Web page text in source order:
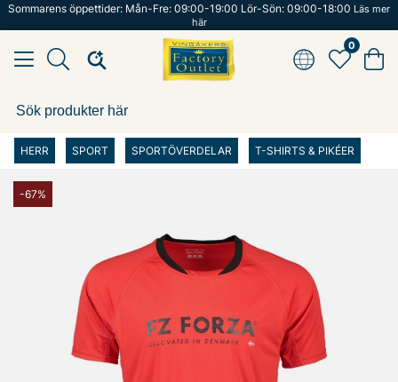
Sommarens öppettider: Mån-Fre: 09:00-19:00 Lör-Sön: 09:00-18:00 Läs mer
här
0
HERR SPORT SPORTÖVERDELAR T-SHIRTS & PIKÉER
-67%